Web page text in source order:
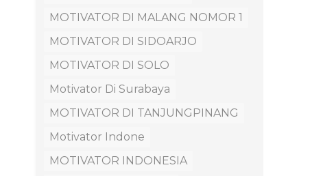
MOTIVATOR DI MALANG NOMOR 1
MOTIVATOR DI SIDOARJO
MOTIVATOR DI SOLO
Motivator Di Surabaya
MOTIVATOR DI TANJUNGPINANG
Motivator Indone
MOTIVATOR INDONESIA